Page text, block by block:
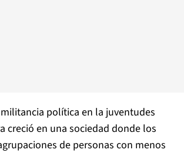
política en la juventudes
crecióen una sociedad donde los
de personas con menos